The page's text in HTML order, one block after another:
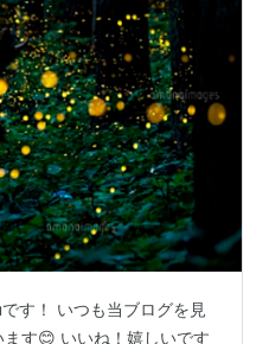
す！ いつも当ブログを見
す😊 いいね！嬉しいです